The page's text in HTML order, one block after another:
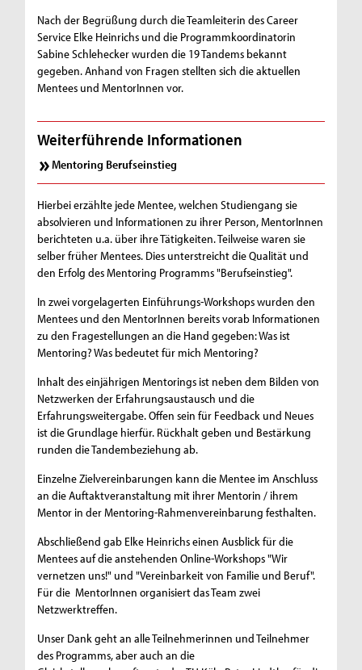
Nach der Begrüßung durch die Teamleiterin des Career
Service Elke Heinrichs und die Programmkoordinatorin
Sabine Schlehecker wurden die 19 Tandems bekannt
gegeben. Anhand von Fragen stellten sich die aktuellen
Mentees und MentorInnen vor.
Weiterführende Informationen
Mentoring Berufseinstieg
Hierbei erzählte jede Mentee, welchen Studiengang sie
absolvieren und Informationen zu ihrer Person, MentorInnen
berichteten u.a. über ihre Tätigkeiten. Teilweise waren sie
selber früher Mentees. Dies unterstreicht die Qualität und
den Erfolg des Mentoring Programms "Berufseinstieg".
In zwei vorgelagerten Einführungs-Workshops wurden den
Mentees und den MentorInnen bereits vorab Informationen
zu den Fragestellungen an die Hand gegeben: Was ist
Mentoring? Was bedeutet für mich Mentoring?
Inhalt des einjährigen Mentorings ist neben dem Bilden von
Netzwerken der Erfahrungsaustausch und die
Erfahrungsweitergabe. Offen sein für Feedback und Neues
ist die Grundlage hierfür. Rückhalt geben und Bestärkung
runden die Tandembeziehung ab.
Einzelne Zielvereinbarungen kann die Mentee im Anschluss
an die Auftaktveranstaltung mit ihrer Mentorin / ihrem
Mentor in der Mentoring-Rahmenvereinbarung festhalten.
Abschließend gab Elke Heinrichs einen Ausblick für die
Mentees auf die anstehenden Online-Workshops "Wir
vernetzen uns!" und "Vereinbarkeit von Familie und Beruf".
Für die MentorInnen organisiert das Team zwei
Netzwerktreffen.
Unser Dank geht an alle Teilnehmerinnen und Teilnehmer
des Programms, aber auch an die